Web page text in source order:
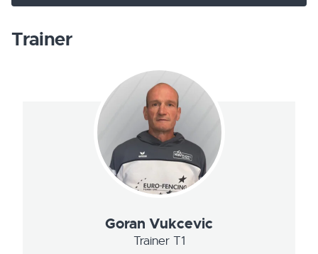
Trainer
Goran Vukcevic
Trainer T1